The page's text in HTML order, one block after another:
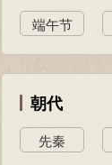
端午节
朝代
先秦